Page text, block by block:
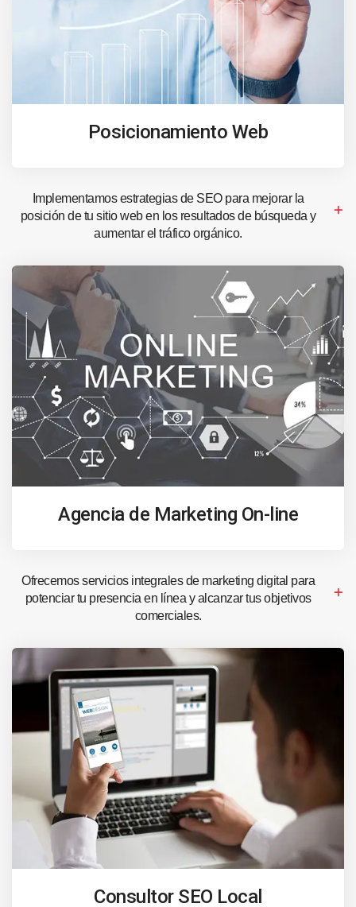
Posicionamiento Web
Implementamos estrategias de SEO para mejorar la
posición de tu sitio web en los resultados de búsqueda y
aumentar el tráfico orgánico.
Agencia de Marketing On-line
Ofrecemos servicios integrales de marketing digital para
potenciar tu presencia en línea y alcanzar tus objetivos
comerciales.
Consultor SEO Local